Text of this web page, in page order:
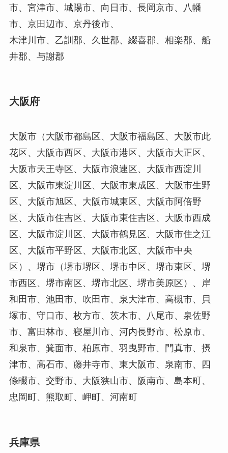
市、宮津市、城陽市、向日市、長岡京市、八幡
市、京田辺市、京丹後市、
木津川市、乙訓郡、久世郡、綴喜郡、相楽郡、船
井郡、与謝郡
大阪府
大阪市（大阪市都島区、大阪市福島区、大阪市此
花区、大阪市西区、大阪市港区、大阪市大正区、
大阪市天王寺区、大阪市浪速区、大阪市西淀川
区、大阪市東淀川区、大阪市東成区、大阪市生野
区、大阪市旭区、大阪市城東区、大阪市阿倍野
区、大阪市住吉区、大阪市東住吉区、大阪市西成
区、大阪市淀川区、大阪市鶴見区、大阪市住之江
区、大阪市平野区、大阪市北区、大阪市中央
区）、堺市（堺市堺区、堺市中区、堺市東区、堺
市西区、堺市南区、堺市北区、堺市美原区）、岸
和田市、池田市、吹田市、泉大津市、高槻市、貝
塚市、守口市、枚方市、茨木市、八尾市、泉佐野
市、富田林市、寝屋川市、河内長野市、松原市、
和泉市、箕面市、柏原市、羽曳野市、門真市、摂
津市、高石市、藤井寺市、東大阪市、泉南市、四
條畷市、交野市、大阪狭山市、阪南市、島本町、
忠岡町、熊取町、岬町、河南町
兵庫県